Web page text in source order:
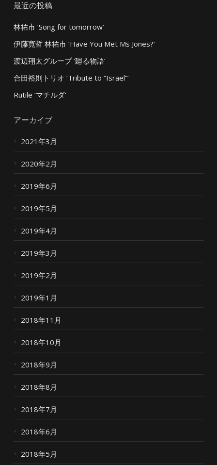
最近の投稿
林祐市 ‘Song for tomorrow’
伊藤寛哲 林祐市 ‘Have You Met Ms Jones?’
渡辺翔太グループ ‘廻る物語’
合田裕則トリオ ‘Tribute to “Israel”‘
Rutile ‘マチルダ’
アーカイブ
2021年3月
2020年2月
2019年6月
2019年5月
2019年4月
2019年3月
2019年2月
2019年1月
2018年11月
2018年10月
2018年9月
2018年8月
2018年7月
2018年6月
2018年5月